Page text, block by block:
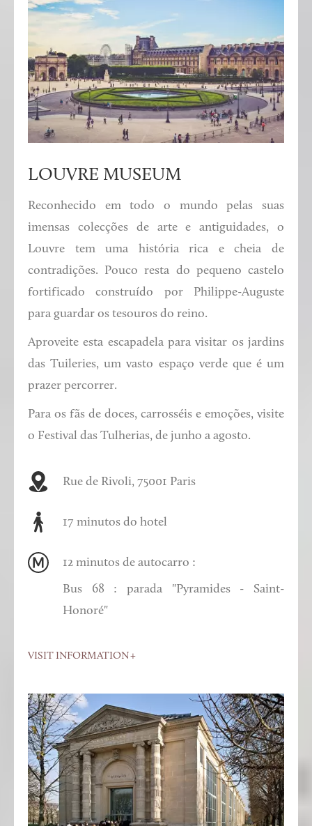
LOUVRE MUSEUM
Reconhecido em todo o mundo pelas suas
imensas colecções de arte e antiguidades, o
Louvre tem uma história rica e cheia de
contradições. Pouco resta do pequeno castelo
fortificado construído por Philippe-Auguste
para guardar os tesouros do reino.
Aproveite esta escapadela para visitar os jardins
das Tuileries, um vasto espaço verde que é um
prazer percorrer.
Para os fãs de doces, carrosséis e emoções, visite
o Festival das Tulherias, de junho a agosto.
Rue de Rivoli, 75001 Paris
17 minutos do hotel
12 minutos de autocarro :
Bus 68 : parada "Pyramides - Saint-
Honoré"
VISIT INFORMATION